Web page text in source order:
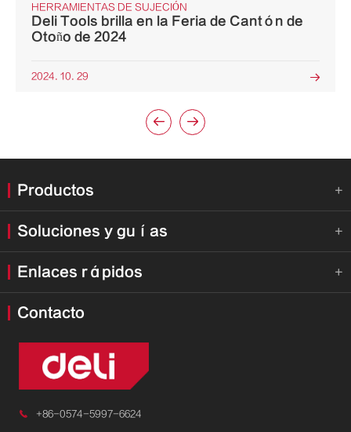
HERRAMIENTAS DE SUJECIÓN
Deli Tools brilla en la Feria de Cantón de
Otoño de 2024
2024. 10. 29 
 
Productos 
Soluciones y guías 
Enlaces rápidos 
Contacto
 +86-0574-5997-6624